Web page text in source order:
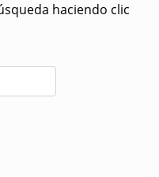
haciendo clic